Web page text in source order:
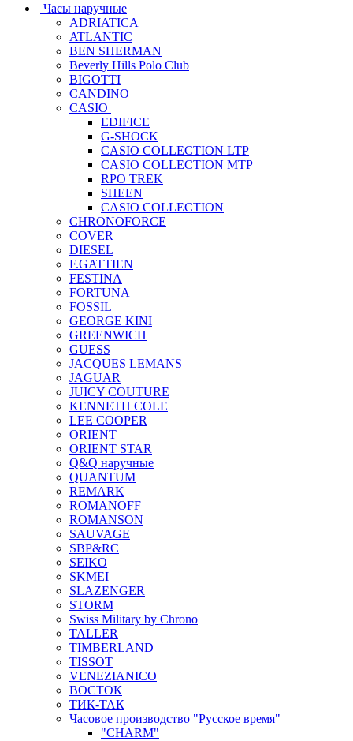
Часы наручные
ADRIATICA
ATLANTIC
BEN SHERMAN
Beverly Hills Polo Club
BIGOTTI
CANDINO
CASIO
EDIFICE
G-SHOCK
CASIO COLLECTION LTP
CASIO COLLECTION MTP
RPO TREK
SHEEN
CASIO COLLECTION
CHRONOFORCE
COVER
DIESEL
F.GATTIEN
FESTINA
FORTUNA
FOSSIL
GEORGE KINI
GREENWICH
GUESS
JACQUES LEMANS
JAGUAR
JUICY COUTURE
KENNETH COLE
LEE COOPER
ORIENT
ORIENT STAR
Q&Q наручные
QUANTUM
REMARK
ROMANOFF
ROMANSON
SAUVAGE
SBP&RC
SEIKO
SKMEI
SLAZENGER
STORM
Swiss Military by Chrono
TALLER
TIMBERLAND
TISSOT
VENEZIANICO
ВОСТОК
ТИК-ТАК
Часовое производство "Русское время"
"CHARM"